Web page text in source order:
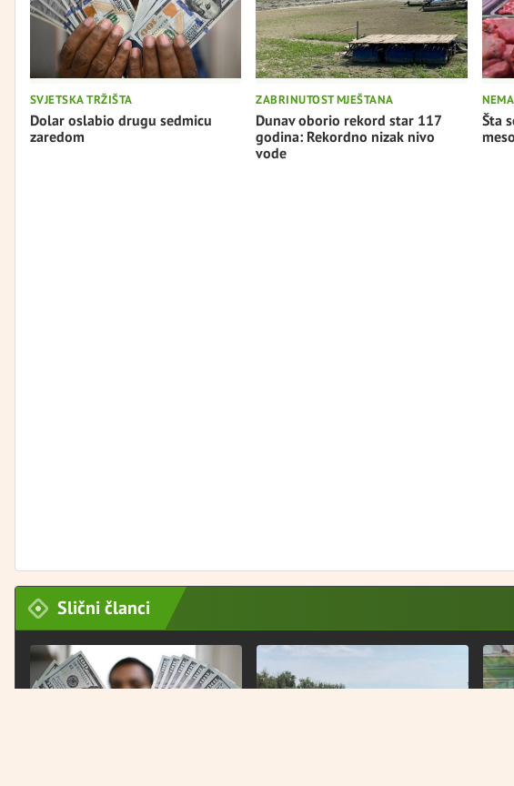
SVJETSKA TRŽIŠTA
Dolar oslabio drugu sedmicu
zaredom
ZABRINUTOST MJEŠTANA
Dunav oborio rekord star 117
godina: Rekordno nizak nivo
vode
Šta
Slični članci